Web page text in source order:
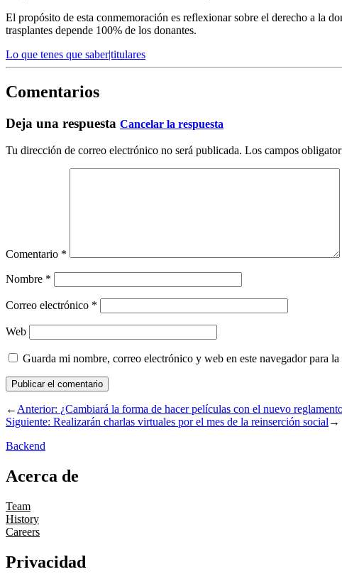
El propósito de esta conmemoración es reflexionar sobre el derecho a la
trasplantes depende 100% de los donantes.
Lo que tenes que saber|titulares
Comentarios
Deja una respuesta Cancelar la respuesta
Tu dirección de correo electrónico no será publicada. Los campos
Comentario *
Nombre *
Correo electrónico *
Web
Guarda mi nombre, correo electrónico y web en este navegador para
←Anterior: ¿Cambiará la forma de hacer películas con el nuevo
Siguiente: Realizarán charlas virtuales por el mes de la reinserción social→
Backend
Acerca de
Team
History
Careers
Privacidad